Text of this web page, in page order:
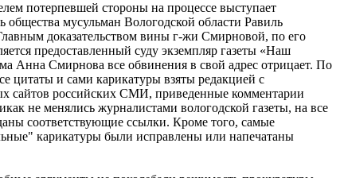
потерпевшей стороны на процессе выступает
общества мусульман Вологодской области Равиль
доказательством вины г-жи Смирновой, по его
предоставленный суду экземпляр газеты «Наш
Анна Смирнова все обвинения в свой адрес отрицает. По
цитаты и сами карикатуры взяты редакцией с
сайтов российских СМИ, приведенные комментарии
не менялись журналистами вологодской газеты, на все
соответствующие ссылки. Кроме того, самые
карикатуры были исправлены или напечатаны